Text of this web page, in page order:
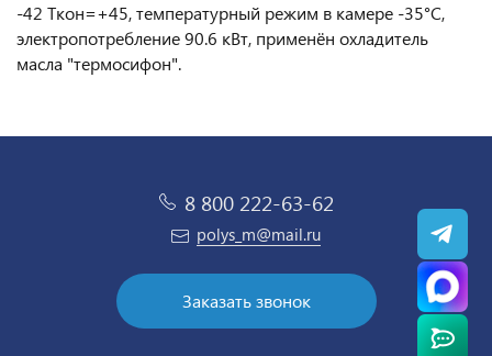
-42 Ткон=+45, температурный режим в камере -35°C,
электропотребление 90.6 кВт, применён охладитель
масла "термосифон".
8 800 222-63-62
polys_m@mail.ru
Заказать звонок